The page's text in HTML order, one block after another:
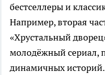
бестселлеры и
Например, вторая
«Хрустальный
молодёжный сериал,
динамичных